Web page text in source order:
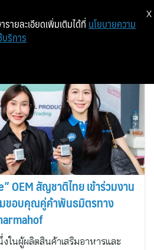
OEM สัญชาติไทย เข้าร่วมงาน
มขอบคุณคู่ค้าพันธมิตรทาง
ในผู้ผลิตสินค้าเสริมอาหารและ
ายละเอียดเพิ่มเติมได้ที่ นโยบายความ
บริการ
X